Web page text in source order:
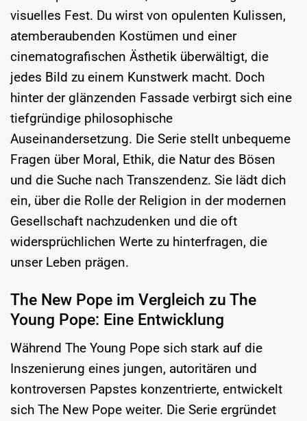
visuelles Fest. Du wirst von opulenten Kulissen,
atemberaubenden Kostümen und einer
cinematografischen Ästhetik überwältigt, die
jedes Bild zu einem Kunstwerk macht. Doch
hinter der glänzenden Fassade verbirgt sich eine
tiefgründige philosophische
Auseinandersetzung. Die Serie stellt unbequeme
Fragen über Moral, Ethik, die Natur des Bösen
und die Suche nach Transzendenz. Sie lädt dich
ein, über die Rolle der Religion in der modernen
Gesellschaft nachzudenken und die oft
widersprüchlichen Werte zu hinterfragen, die
unser Leben prägen.
The New Pope im Vergleich zu The
Young Pope: Eine Entwicklung
Während The Young Pope sich stark auf die
Inszenierung eines jungen, autoritären und
kontroversen Papstes konzentrierte, entwickelt
sich The New Pope weiter. Die Serie ergründet